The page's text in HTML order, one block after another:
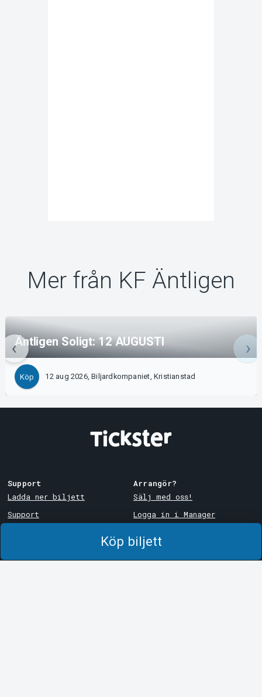
Köp biljett
Mer från KF Äntligen
Äntligen Soligt: 12 AUGUSTI
Köp 12 aug 2026, Biljardkompaniet, Kristianstad
Support
Ladda ner biljett
Support
Arrangör?
Sälj med oss!
Logga in i Manager